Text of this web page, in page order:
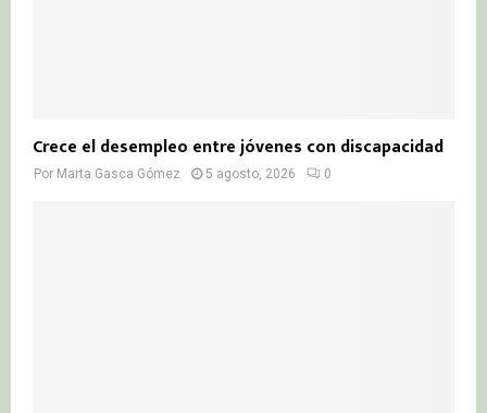
Crece el desempleo entre jóvenes con discapacidad
Por Marta Gasca Gómez 5 agosto, 2026 0